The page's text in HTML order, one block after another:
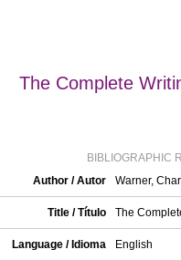
The Complete
BIBLIOGRAPHIC
Author / Autor
Warner,
Title / Título The
Language / Idioma English